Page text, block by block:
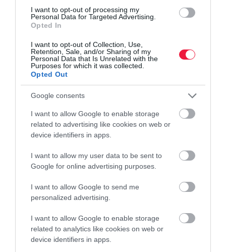
I want to opt-out of processing my
Personal Data for Targeted Advertising.
Opted In
I want to opt-out of Collection, Use,
Retention, Sale, and/or Sharing of my
Personal Data that Is Unrelated with the
Purposes for which it was collected.
Opted Out
Google consents
I want to allow Google to enable storage
related to advertising like cookies on web or
device identifiers in apps.
I want to allow my user data to be sent to
Google for online advertising purposes.
I want to allow Google to send me
personalized advertising.
I want to allow Google to enable storage
related to analytics like cookies on web or
device identifiers in apps.
MUNKA
Átlépett egy határt az Ausztriában dolgozó
magyarok száma
a vendéglátásban, a szállodaiparban, az építőiparban és a
mezőgazdaságban, ami hagyományosan növeli a külföldi –
köztük a magyar…